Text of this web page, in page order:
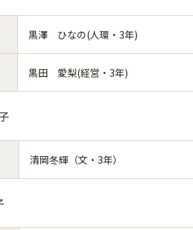
黒澤 ひなの(人環・3年)
黒田 愛梨(経営・3年)
清岡冬輝（文・3年）